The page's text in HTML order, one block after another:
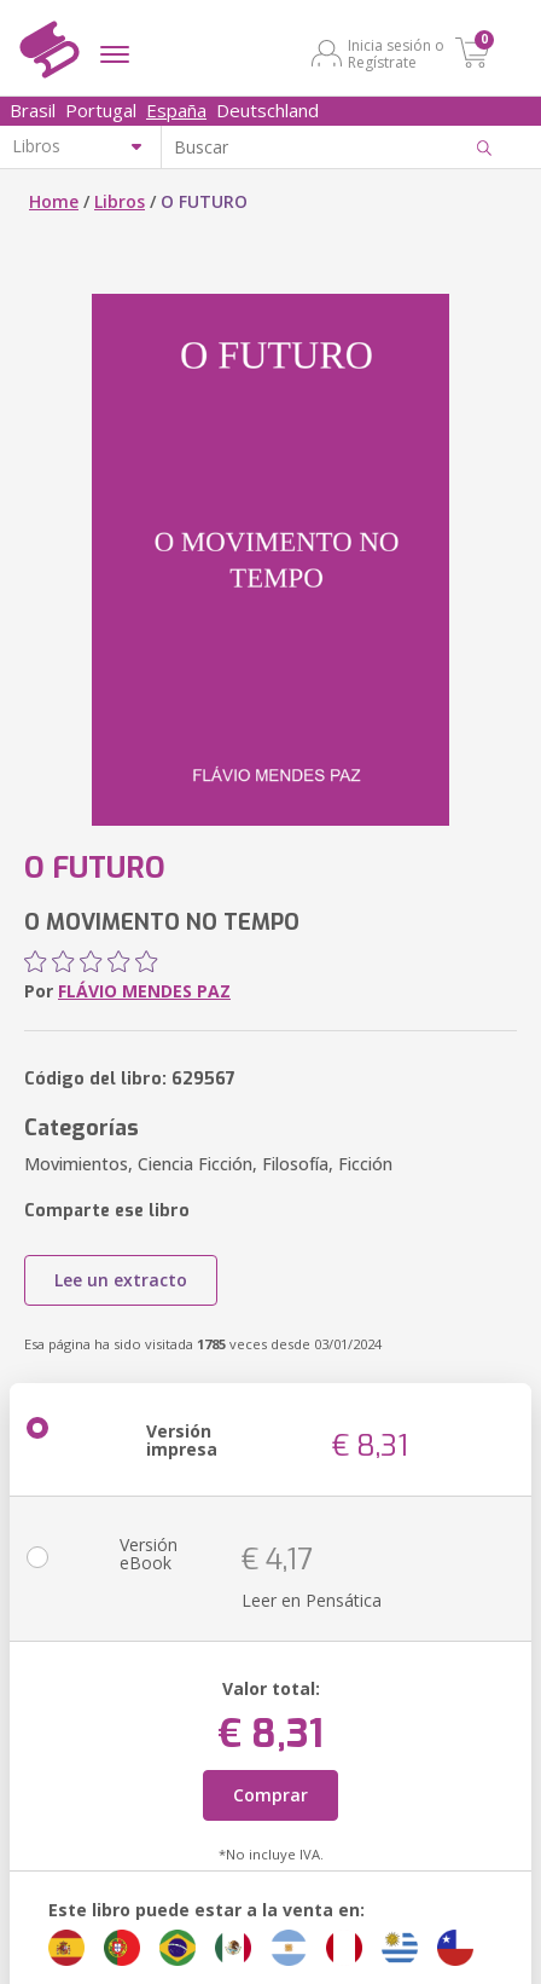
Inicia sesión o
Regístrate
0
Brasil Portugal España Deutschland
Home / Libros / O FUTURO
O FUTURO
O MOVIMENTO NO TEMPO
Por FLÁVIO MENDES PAZ
Código del libro: 629567
Categorías
Movimientos, Ciencia Ficción, Filosofía, Ficción
Comparte ese libro
Lee un extracto
Esa página ha sido visitada 1785 veces desde 03/01/2024
Versión
impresa € 8,31
Versión
eBook € 4,17
Leer en Pensática
Valor total:
€ 8,31
Comprar
*No incluye IVA.
Este libro puede estar a la venta en: